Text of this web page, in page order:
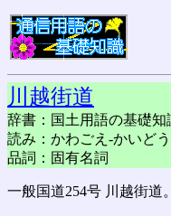
川越街道
辞書：国土用語の基礎
読み：かわごえ-かいどう
品詞：固有名詞
一般国道254号 川越街道。